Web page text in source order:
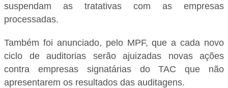
suspendam as tratativas com as empresas
processadas.
Também foi anunciado, pelo MPF, que a cada novo
ciclo de auditorias serão ajuizadas novas ações
contra empresas signatárias do TAC que não
apresentarem os resultados das auditagens.